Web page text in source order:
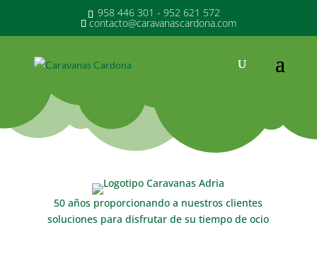
958 446 301 - 952 621 572
contacto@caravanascardona.com
50 años proporcionando a nuestros clientes
soluciones para disfrutar de su tiempo de ocio